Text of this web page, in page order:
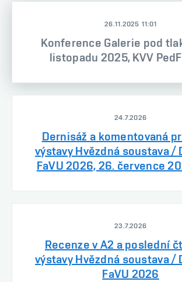
26.11.2025 11:01
Konference Galerie pod
listopadu 2025, KVV
24.7.2026
Dernisáž a komentovaná
výstavy Hvězdná soustava /
FaVU 2026, 26. července
23.7.2026
Recenze v A2 a poslední
výstavy Hvězdná soustava /
FaVU 2026